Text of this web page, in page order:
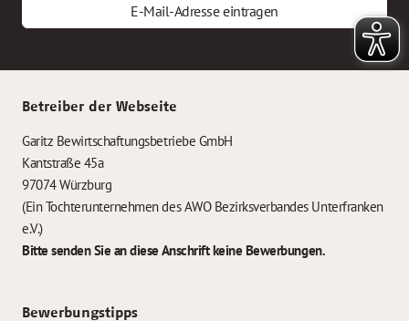
E-Mail-Adresse eintragen
Betreiber der Webseite
Garitz Bewirtschaftungsbetriebe GmbH
Kantstraße 45a
97074 Würzburg
(Ein Tochterunternehmen des AWO Bezirksverbandes Unterfranken
e.V.)
Bitte senden Sie an diese Anschrift keine Bewerbungen.
Bewerbungstipps